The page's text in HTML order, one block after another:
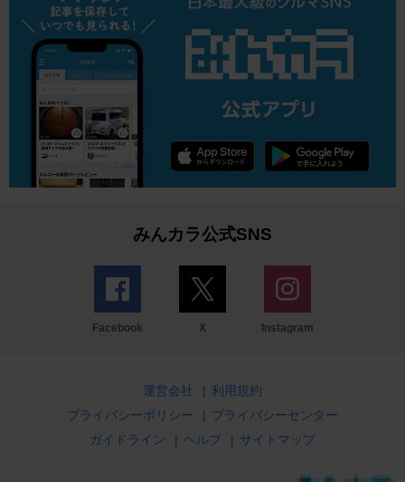
みんカラ公式SNS
Facebook X Instagram
運営会社 | 利用規約
プライバシーポリシー
| プライバシーセンター
ガイドライン
| ヘルプ | サイトマップ